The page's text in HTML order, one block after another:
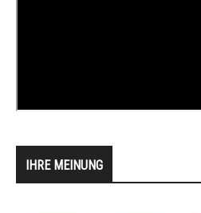
IHRE MEINUNG